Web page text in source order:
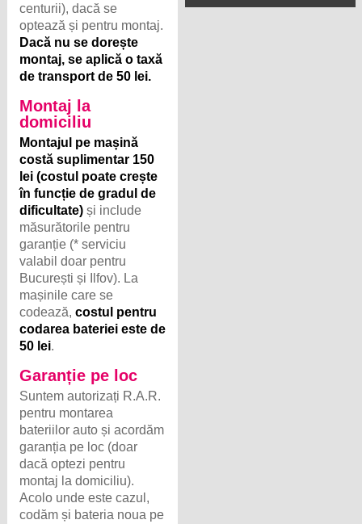
centurii), dacă se
optează și pentru montaj.
Dacă nu se dorește
montaj, se aplică o taxă
de transport de 50 lei.
Montaj la
domiciliu
Montajul pe mașină
costă suplimentar 150
lei (costul poate crește
în funcție de gradul de
dificultate) și include
măsurătorile pentru
garanție (* serviciu
valabil doar pentru
București și Ilfov). La
mașinile care se
codează,costul pentru
codarea bateriei este de
50 lei.
Garanție pe loc
Suntem autorizați R.A.R.
pentru montarea
bateriilor auto și acordăm
garanția pe loc (doar
dacă optezi pentru
montaj la domiciliu).
Acolo unde este cazul,
codăm și bateria noua pe